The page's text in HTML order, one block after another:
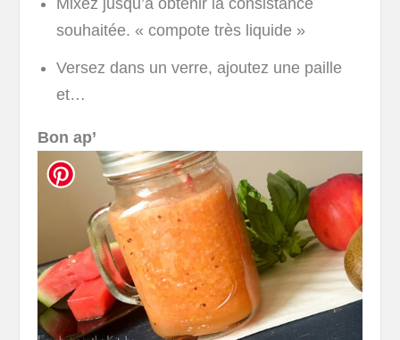
souhaitée. « compote très liquide »
Versez dans un verre, ajoutez une paille
et…
Bon ap’